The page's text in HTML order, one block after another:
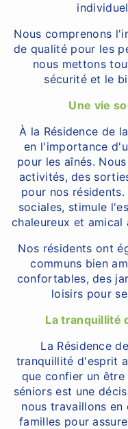
Nous comprenons
de qualité pour les
nous mettons
sécurité et le
Une vie
À la Résidence de
en l'importance
pour les aînés.
activités, des
pour nos
sociales, stimule
chaleureux et amical
Nos résidents ont
communs bien
confortables, des
loisirs pour
La tranquillité
La Résidence
tranquillité d'esprit
que confier un
séniors est une
nous travaillons
familles pour